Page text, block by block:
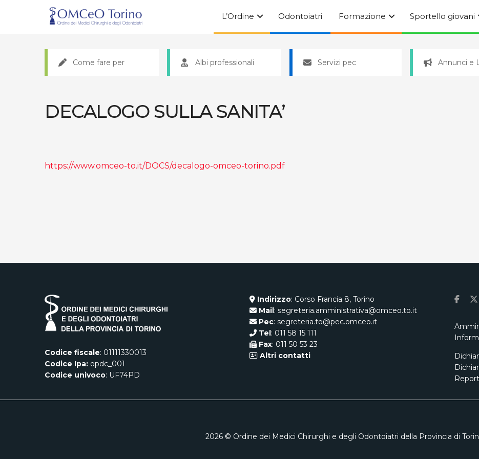
L’Ordine Odontoiatri Formazione Sportello giovani
Come fare per Albi professionali Servizi pec Annunci e
DECALOGO SULLA SANITA’
https://www.omceo-to.it/DOCS/decalogo-omceo-torino.pdf
Codice fiscale: 01111330013
Codice Ipa: opdc_001
Codice univoco: UF74PD
Indirizzo: Corso Francia 8, Torino
Mail : segreteria.amministrativa@omceo.to.it
Pec: segreteria.to@pec.omceo.it
Tel : 011 58 15 111
Fax: 011 50 53 23
Altri contatti
2026© Ordine dei Medici Chirurghi e degli Odontoiatri della Provincia di